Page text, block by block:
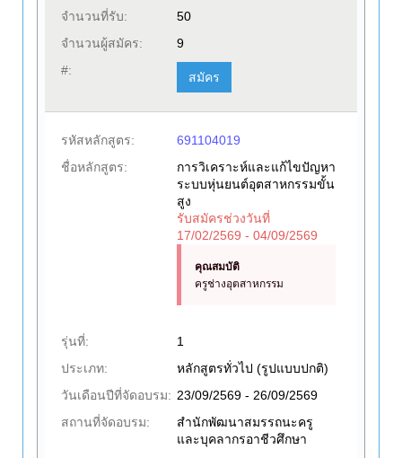
จำนวนที่รับ:
50
จำนวนผู้สมัคร:
9
#:
สมัคร
รหัสหลักสูตร:
691104019
ชื่อหลักสูตร:
การวิเคราะห์และแก้ไขปัญหา
ระบบหุ่นยนต์อุตสาหกรรมขั้น
สูง
รับสมัครช่วงวันที่
17/02/2569 - 04/09/2569
คุณสมบัติ
ครูช่างอุตสาหกรรม
รุ่นที่:
1
ประเภท:
หลักสูตรทั่วไป (รูปแบบปกติ)
วันเดือนปีที่จัดอบรม: 23/09/2569 - 26/09/2569
สถานที่จัดอบรม:
สำนักพัฒนาสมรรถนะครู
และบุคลากรอาชีวศึกษา